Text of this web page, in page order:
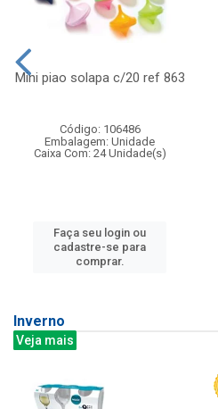
Mini piao solapa c/20 ref 863
Código: 106486
Embalagem: Unidade
Caixa Com: 24 Unidade(s)
Faça seu login ou
cadastre-se para
comprar.
Inverno
Veja mais